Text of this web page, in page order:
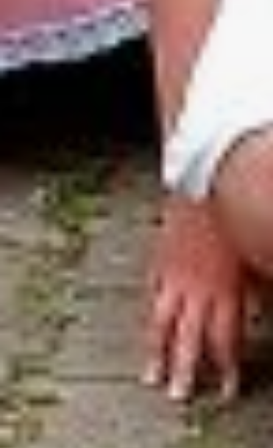
что Пушкин — один
из самых ярких
представителей русской
литературы. Мне полезно
было участвовать в таком
квесте. Отличное
произведений Пушкина».